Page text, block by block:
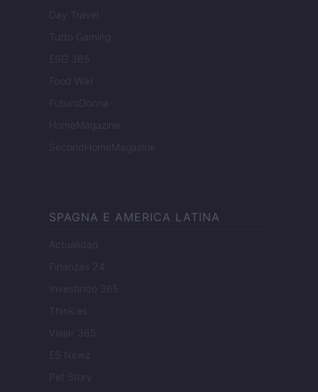
Day Travel
Tutto Gaming
ESG 365
Food Wiki
FuturoDonna
HomeMagazine
SecondHomeMagazine
SPAGNA E AMERICA LATINA
Actualidad
Finanzas 24
Investindo 365
Think.es
Viajar 365
ES Newz
Pet Story